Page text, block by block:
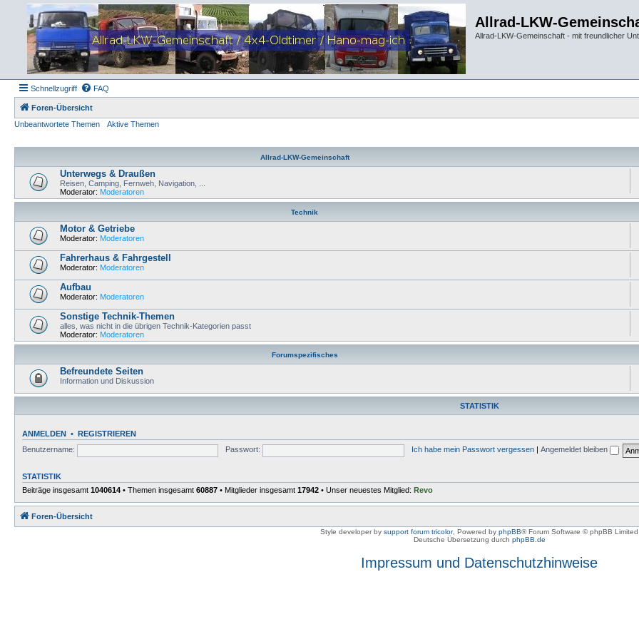
Allrad-LKW-
Allrad-LKW-Gemeinschaft - mit freundlicher
Schnellzugriff FAQ
Foren-Übersicht
Unbeantwortete Themen
Aktive Themen
Allrad-LKW-Gemeinschaft
Unterwegs & Draußen
Reisen, Camping, Fernweh, Navigation, ...
Moderator: Moderatoren
Technik
Motor & Getriebe
Moderator: Moderatoren
Fahrerhaus & Fahrgestell
Moderator: Moderatoren
Aufbau
Moderator: Moderatoren
Sonstige Technik-Themen
alles, was nicht in die übrigen Technik-Kategorien passt
Moderator: Moderatoren
Forumspezifisches
Befreundete Seiten
Information und Diskussion
STATISTIK
ANMELDEN • REGISTRIEREN
Benutzername:
Passwort: Ich habe mein Passwort vergessen Angemeldet bleiben
STATISTIK
Beiträge insgesamt 1040614 • Themen insgesamt 60887 • Mitglieder insgesamt 17942 • Unser neuestes Mitglied: Revo
Foren-Übersicht
Style developer by support forum tricolor, Powered by phpBB® Forum Software © phpBB Limited
Deutsche Übersetzung durch phpBB.de
Impressum und Datenschutzhinweise